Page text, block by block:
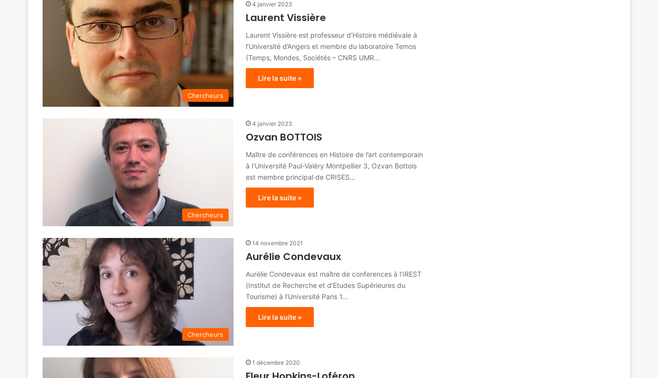
Chercheurs
4 janvier 2023
Laurent Vissière
Laurent Vissière est professeur d’Histoire médiévale à
l’Université d’Angers et membre du laboratoire Temos
(Temps, Mondes, Sociétés – CNRS UMR…
Lire la suite »
Chercheurs
4 janvier 2023
Ozvan BOTTOIS
Maître de conférences en Histoire de l’art contemporain
à l’Université Paul-Valéry Montpellier 3, Ozvan Bottois
est membre principal de CRISES…
Lire la suite »
Chercheurs
14 novembre 2021
Aurélie Condevaux
Aurélie Condevaux est maître de conferences à l’IREST
(Institut de Recherche et d’Etudes Supérieures du
Tourisme) à l’Université Paris 1…
Lire la suite »
1 décembre 2020